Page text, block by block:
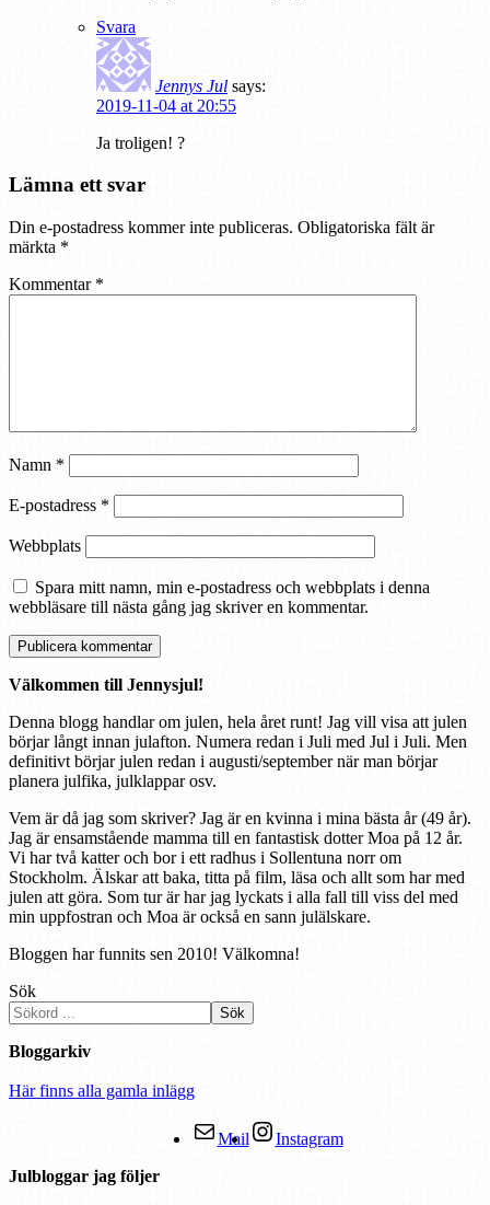
Svara
Jennys Jul says:
2019-11-04 at 20:55
Ja troligen! ?
Lämna ett svar
Din e-postadress kommer inte publiceras. Obligatoriska fält är
märkta *
Kommentar *
Namn *
E-postadress *
Webbplats
Spara mitt namn, min e-postadress och webbplats i denna
webbläsare till nästa gång jag skriver en kommentar.
Välkommen till Jennysjul!
Denna blogg handlar om julen, hela året runt! Jag vill visa att julen
börjar långt innan julafton. Numera redan i Juli med Jul i Juli. Men
definitivt börjar julen redan i augusti/september när man börjar
planera julfika, julklappar osv.
Vem är då jag som skriver? Jag är en kvinna i mina bästa år (49 år).
Jag är ensamstående mamma till en fantastisk dotter Moa på 12 år.
Vi har två katter och bor i ett radhus i Sollentuna norr om
Stockholm. Älskar att baka, titta på film, läsa och allt som har med
julen att göra. Som tur är har jag lyckats i alla fall till viss del med
min uppfostran och Moa är också en sann julälskare.
Bloggen har funnits sen 2010! Välkomna!
Sök
Sök
Bloggarkiv
Här finns alla gamla inlägg
Mail
Instagram
Julbloggar jag följer